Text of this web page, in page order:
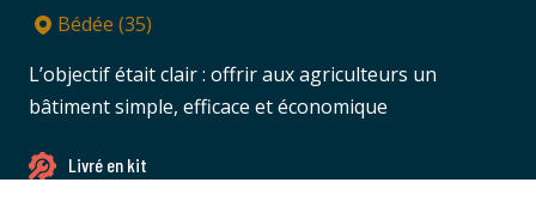
Bédée (35)
L’objectif était clair : offrir aux agriculteurs un
bâtiment simple, efficace et économique
Livré en kit